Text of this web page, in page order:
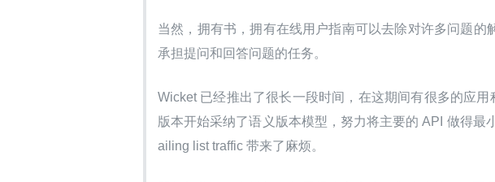
当然，拥有书，拥有在线用户指南可以去除对许多问题的
承担提问和回答问题的任务。
Wicket 已经推出了很长一段时间，在这期间有很多的应
版本开始采纳了语义版本模型，努力将主要的 API 做得最
ailing list traffic 带来了麻烦。